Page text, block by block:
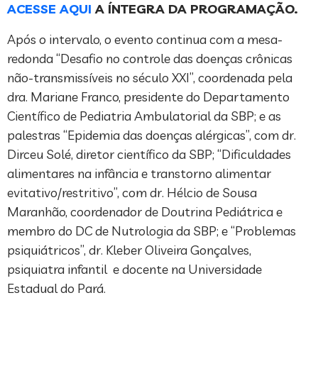
ACESSE AQUI A ÍNTEGRA DA PROGRAMAÇÃO.
Após o intervalo, o evento continua com a mesa-
redonda “Desafio no controle das doenças crônicas
não-transmissíveis no século XXI”, coordenada pela
dra. Mariane Franco, presidente do Departamento
Científico de Pediatria Ambulatorial da SBP; e as
palestras “Epidemia das doenças alérgicas”, com dr.
Dirceu Solé, diretor científico da SBP; “Dificuldades
alimentares na infância e transtorno alimentar
evitativo/restritivo”, com dr. Hélcio de Sousa
Maranhão, coordenador de Doutrina Pediátrica e
membro do DC de Nutrologia da SBP; e “Problemas
psiquiátricos”, dr. Kleber Oliveira Gonçalves,
psiquiatra infantil e docente na Universidade
Estadual do Pará.